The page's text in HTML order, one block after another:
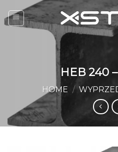
to
content
HEB 240
HOME /